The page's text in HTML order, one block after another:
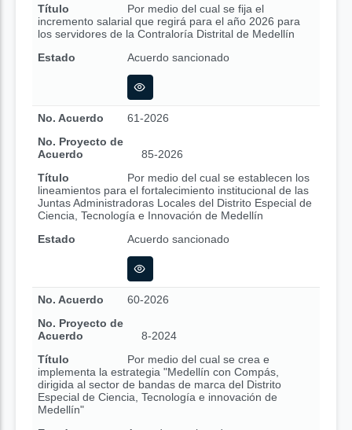
Título
Por medio del cual se fija el
incremento salarial que regirá para el año 2026 para
los servidores de la Contraloría Distrital de Medellín
Estado
Acuerdo sancionado
No. Acuerdo
61-2026
No. Proyecto de
Acuerdo
85-2026
Título
Por medio del cual se establecen los
lineamientos para el fortalecimiento institucional de las
Juntas Administradoras Locales del Distrito Especial de
Ciencia, Tecnología e Innovación de Medellín
Estado
Acuerdo sancionado
No. Acuerdo
60-2026
No. Proyecto de
Acuerdo
8-2024
Título
Por medio del cual se crea e
implementa la estrategia "Medellín con Compás,
dirigida al sector de bandas de marca del Distrito
Especial de Ciencia, Tecnología e innovación de
Medellín"